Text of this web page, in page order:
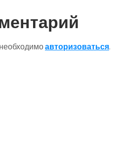
авторизоваться.